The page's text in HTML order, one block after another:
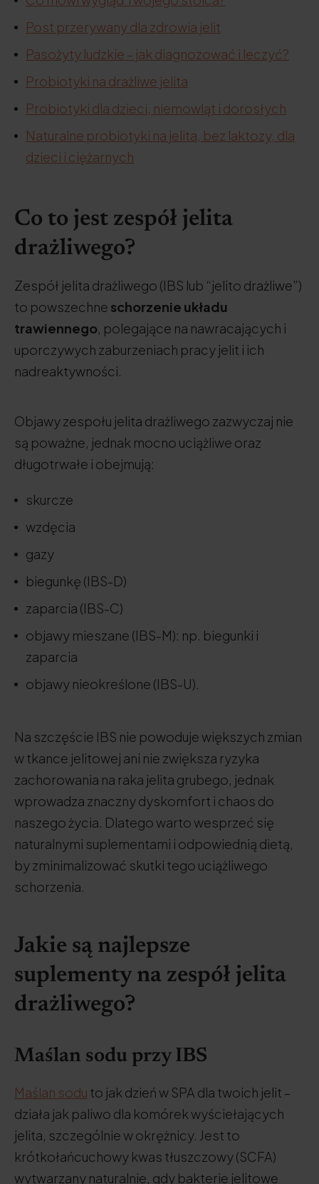
Post przerywany dla zdrowia jelit
Pasożyty ludzkie – jak diagnozować i leczyć?
Probiotyki na drażliwe jelita
Probiotyki dla dzieci, niemowląt i dorosłych
Naturalne probiotyki na jelita, bez laktozy, dla
dzieci i ciężarnych
Co to jest zespół jelita
drażliwego?
Zespół jelita drażliwego (IBS lub “jelito drażliwe”)
to powszechne schorzenie układu
trawiennego, polegające na nawracających i
uporczywych zaburzeniach pracy jelit i ich
nadreaktywności.
Objawy zespołu jelita drażliwego zazwyczaj nie
są poważne, jednak mocno uciążliwe oraz
długotrwałe i obejmują:
skurcze
wzdęcia
gazy
biegunkę (IBS-D)
zaparcia (IBS-C)
objawy mieszane (IBS-M): np. biegunki i
zaparcia
objawy nieokreślone (IBS-U).
Na szczęście IBS nie powoduje większych zmian
w tkance jelitowej ani nie zwiększa ryzyka
zachorowania na raka jelita grubego, jednak
wprowadza znaczny dyskomfort i chaos do
naszego życia. Dlatego warto wesprzeć się
naturalnymi suplementami i odpowiednią dietą,
by zminimalizować skutki tego uciążliwego
schorzenia.
Jakie są najlepsze
suplementy na zespół jelita
drażliwego?
Maślan sodu przy IBS
Maślan sodu to jak dzień w SPA dla twoich jelit –
działa jak paliwo dla komórek wyściełających
jelita, szczególnie w okrężnicy. Jest to
krótkołańcuchowy kwas tłuszczowy (SCFA)
wytwarzany naturalnie, gdy bakterie jelitowe